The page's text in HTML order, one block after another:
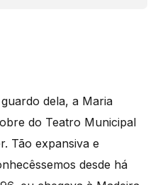
dela, a Maria
do Teatro Municipal
Tão expansiva e
desde há